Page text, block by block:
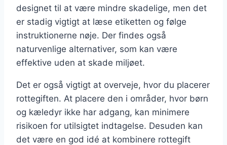
designet til at være mindre skadelige, men det
er stadig vigtigt at læse etiketten og følge
instruktionerne nøje. Der findes også
naturvenlige alternativer, som kan være
effektive uden at skade miljøet.
Det er også vigtigt at overveje, hvor du placerer
rottegiften. At placere den i områder, hvor børn
og kæledyr ikke har adgang, kan minimere
risikoen for utilsigtet indtagelse. Desuden kan
det være en god idé at kombinere rottegift